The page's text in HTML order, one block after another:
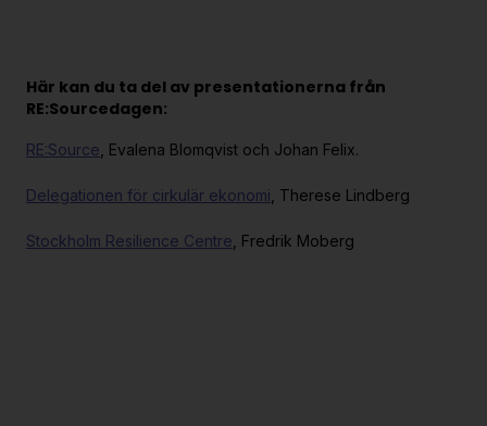
Här kan du ta del av presentationerna från
RE:Sourcedagen:
RE:Source , Evalena Blomqvist och Johan Felix.
Delegationen för cirkulär ekonomi , Therese Lindberg
Stockholm Resilience Centre , Fredrik Moberg